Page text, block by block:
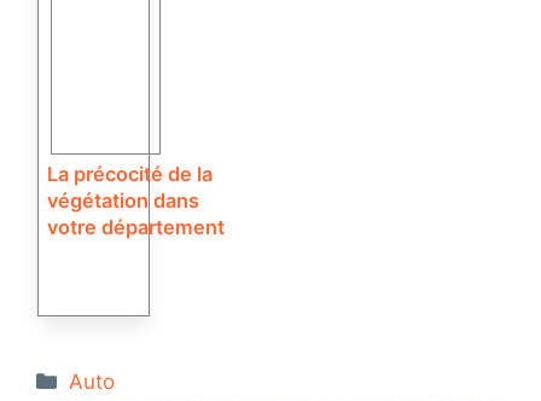
La précocité de la
végétation dans
votre département
Catégories
Auto